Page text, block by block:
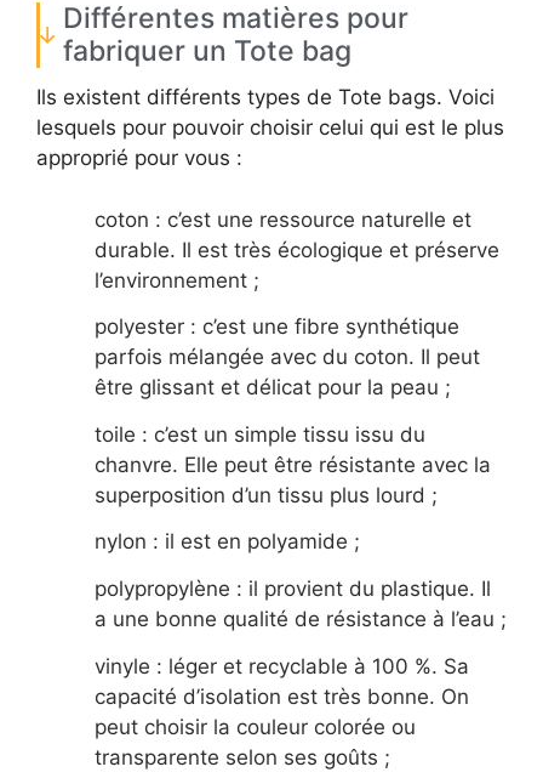
Différentes matières pour
fabriquer un Tote bag
Ils existent différents types de Tote bags. Voici
lesquels pour pouvoir choisir celui qui est le plus
approprié pour vous :
coton : c’est une ressource naturelle et
durable. Il est très écologique et préserve
l’environnement ;
polyester : c’est une fibre synthétique
parfois mélangée avec du coton. Il peut
être glissant et délicat pour la peau ;
toile : c’est un simple tissu issu du
chanvre. Elle peut être résistante avec la
superposition d’un tissu plus lourd ;
nylon : il est en polyamide ;
polypropylène : il provient du plastique. Il
a une bonne qualité de résistance à l’eau ;
vinyle : léger et recyclable à 100 %. Sa
capacité d’isolation est très bonne. On
peut choisir la couleur colorée ou
transparente selon ses goûts ;